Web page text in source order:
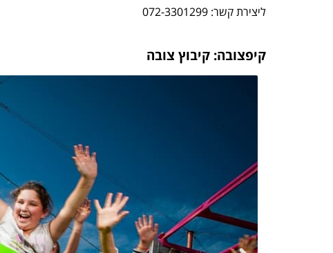
ליצירת קשר: 072-3301299
קיפצובה: קיבוץ צובה